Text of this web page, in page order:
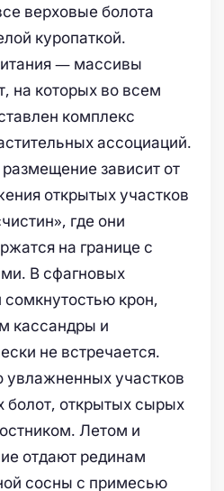
верховые болота
куропаткой.
— массивы
на которых во всем
комплекс
ассоциаций.
зависит от
открытых участков
где они
на границе с
В сфагновых
сомкнутостью крон,
кассандры и
не встречается.
увлажненных участков
болот, открытых сырых
Летом и
отдают рединам
сосны с примесью